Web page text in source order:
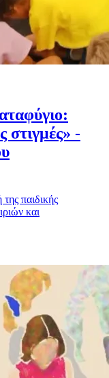
στιγμές» -
παιδικής
και